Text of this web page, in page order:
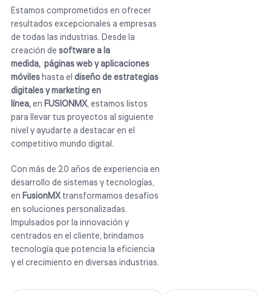
Estamos comprometidos en ofrecer
resultados excepcionales a empresas
de todas las industrias. Desde la
creación de software a la
medida, páginas web y aplicaciones
móvileshasta el diseño de estrategias
digitales y marketing en
línea,en FUSIONMX, estamos listos
para llevar tus proyectos al siguiente
nivel y ayudarte a destacar en el
competitivo mundo digital.
Con más de 20 años de experiencia en
desarrollo de sistemas y tecnologías,
en FusionMXtransformamos desafíos
en soluciones personalizadas.
Impulsados por la innovación y
centrados en el cliente, brindamos
tecnología que potencia la eficiencia
y el crecimiento en diversas industrias.